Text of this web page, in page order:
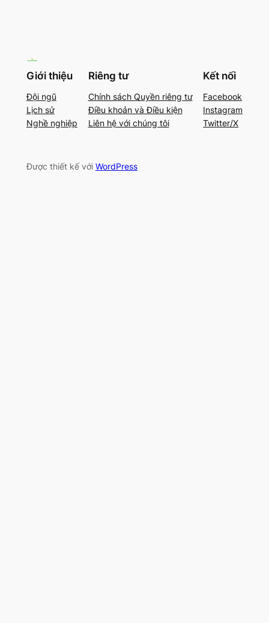
Giới thiệu
Đội ngũ
Lịch sử
Nghề nghiệp
Riêng tư
Chính sách Quyền riêng tư
Điều khoản và Điều kiện
Liên hệ với chúng tôi
Kết nối
Facebook
Instagram
Twitter/X
Được thiết kế với WordPress